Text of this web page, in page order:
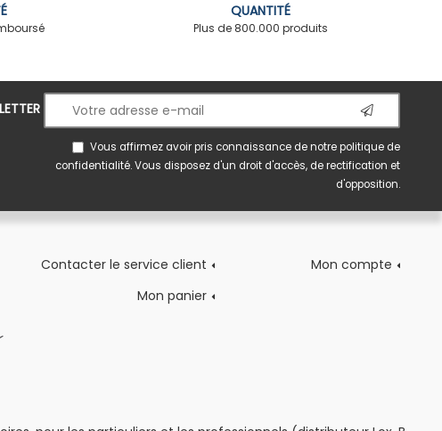
QUANTITÉ
Plus de 800.000 produits
Vous affirmez avoir pris connaissance de notrepolitique de
confidentialité. Vous disposez d'un droit d'accès, de rectification et
d'opposition.
Contacter le service client
Mon compte
Mon panier